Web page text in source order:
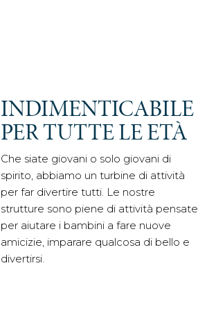
INDIMENTICABILE
PER TUTTE LE ETÀ
Che siate giovani o solo giovani di
spirito, abbiamo un turbine di attività
per far divertire tutti. Le nostre
strutture sono piene di attività pensate
per aiutare i bambini a fare nuove
amicizie, imparare qualcosa di bello e
divertirsi.